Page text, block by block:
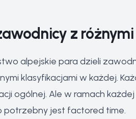
z
alpejskie para dzieli
klasyfikacjami w każdej.
ogólnej. Ale w ramach
potrzebny jest factored time.